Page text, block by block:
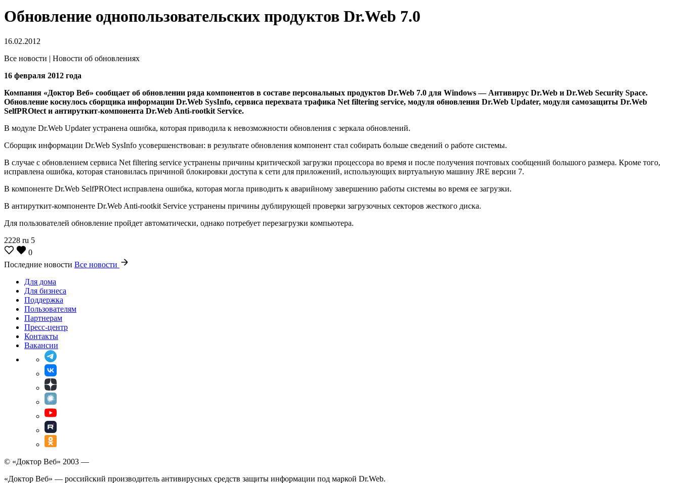
Обновление однопользовательских продуктов Dr.Web 7.0
16.02.2012
Все новости | Новости об обновлениях
16 февраля 2012 года
Компания «Доктор Веб» сообщает об обновлении ряда компонентов в составе персональных продуктов Dr.Web 7.0 для Windows — Антивирус Dr.Web и Dr.Web Security Space.
Обновление коснулось сборщика информации Dr.Web SysInfo, сервиса перехвата трафика Net filtering service, модуля обновления Dr.Web Updater, модуля самозащиты Dr.Web
SelfPROtect и антируткит-компонента Dr.Web Anti-rootkit Service.
В модуле Dr.Web Updater устранена ошибка, которая приводила к невозможности обновления с зеркала обновлений.
Сборщик информации Dr.Web SysInfo усовершенствован: в результате обновления компонент стал собирать больше сведений о работе системы.
В случае с обновлением сервиса Net filtering service устранены причины критической загрузки процессора во время и после получения почтовых сообщений большого размера. Кроме того,
исправлена ошибка, которая становилась причиной блокировки доступа к сети для приложений, использующих виртуальную машину JRE версии 7.
В компоненте Dr.Web SelfPROtect исправлена ошибка, которая могла приводить к аварийному завершению работы системы во время ее загрузки.
В антируткит-компоненте Dr.Web Anti-rootkit Service устранены причины дублирующей проверки загрузочных секторов жесткого диска.
Для пользователей обновление пройдет автоматически, однако потребует перезагрузки компьютера.
2228 ru 5
0
Последние новости Все новости
Для дома
Для бизнеса
Поддержка
Пользователям
Партнерам
Пресс-центр
Контакты
Вакансии
© «Доктор Веб» 2003 —
«Доктор Веб» — российский производитель антивирусных средств защиты информации под маркой Dr.Web.